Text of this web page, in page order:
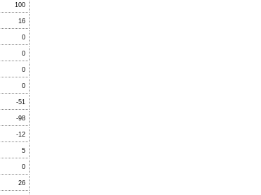
100
16
0
0
0
0
-51
-98
-12
5
0
26